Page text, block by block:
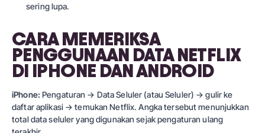
sering lupa.
CARA MEMERIKSA
PENGGUNAAN DATA NETFLIX
DI IPHONE DAN ANDROID
iPhone: Pengaturan → Data Seluler (atau Seluler) → gulir ke
daftar aplikasi → temukan Netflix. Angka tersebut menunjukkan
total data seluler yang digunakan sejak pengaturan ulang